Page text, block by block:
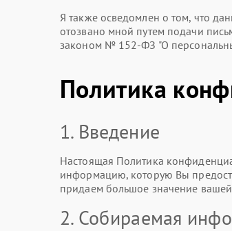
Я также осведомлен о том, что
отозвано мной путем подачи
законом № 152-ФЗ "О
Политика
1. Введение
Настоящая Политика
информацию, которую Вы
придаем большое значение
2. Собираемая